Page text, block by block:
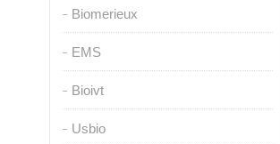
Biomerieux
EMS
Bioivt
Usbio